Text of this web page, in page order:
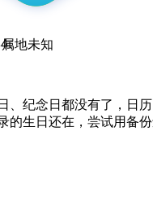
属地未知
、纪念日都没有了，日
的生日还在，尝试用备